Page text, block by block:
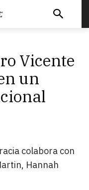
Vicente
un
colabora con
Hannah